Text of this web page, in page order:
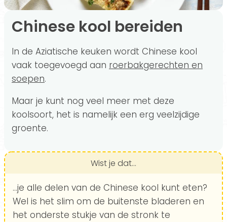
Chinese kool bereiden
In de Aziatische keuken wordt Chinese kool
vaak toegevoegd aan roerbakgerechten en
soepen.
Maar je kunt nog veel meer met deze
koolsoort, het is namelijk een erg veelzijdige
groente.
Wist je dat...
...je alle delen van de Chinese kool kunt eten?
Wel is het slim om de buitenste bladeren en
het onderste stukje van de stronk te